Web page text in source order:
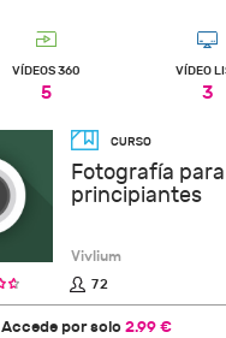
VÍDEOS 360
5
VÍDEO
3
Fotografía para
principiantes
Vivlium
72
Accede por solo2.99 €